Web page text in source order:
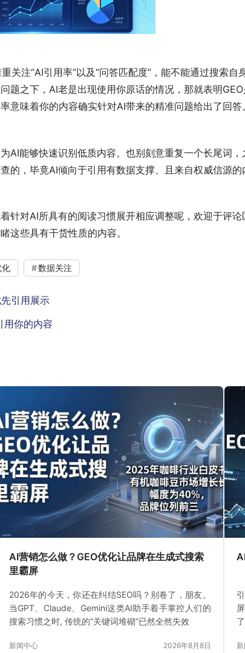
关注“AI引用率”以及“问答匹配度”，能不能通过搜索
题之下，AI老是出现使用你原话的情况，那就表明
味着你的内容确实针对AI带来的精准问题给出了回答。
AI能够快速识别低质内容。也别刻意重复一个长尾词
的，毕竟AI倾向于引用有数据支撑、且来自权威信源
针对AI所具有的阅读习惯展开相应调整呢，欢迎于评
这些具有干货性质的内容。
化 数据关注
引用展示
用你的内容
AI营销怎么做？GEO优化让品牌在生成式搜索
里霸屏
2026年的今天，你还在纠结SEO吗？别卷了，朋友。
当GPT、Claude、Gemini这类AI助手着手掌控人们的
搜索习惯之时, 传统的“关键词堆砌”已然全然失效
新闻中心 2026年8月8日